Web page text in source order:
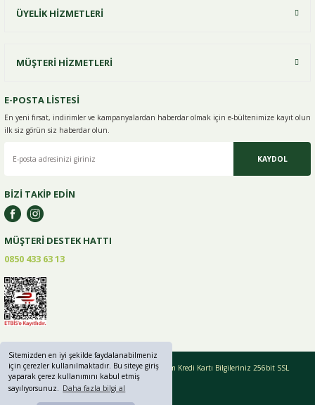
Sitemizden en iyi şekilde faydalanabilmeniz
için çerezler kullanılmaktadır. Bu siteye giriş
yaparak çerez kullanımını kabul etmiş
sayılıyorsunuz. Daha fazla bilgi al
ÜYELİK HİZMETLERİ
MÜŞTERİ HİZMETLERİ
E-POSTA LİSTESİ
En yeni fırsat, indirimler ve kampanyalardan haberdar olmak için e-bültenimize kayıt olun
ilk siz görün siz haberdar olun.
KAYDOL
BİZİ TAKİP EDİN
MÜŞTERİ DESTEK HATTI
0850 433 63 13
Copyright © 2019 - 2024 greenlifebaharat.com Tüm Kredi Kartı Bilgileriniz 256bit SSL
Sertifikası ile korunmaktadır.